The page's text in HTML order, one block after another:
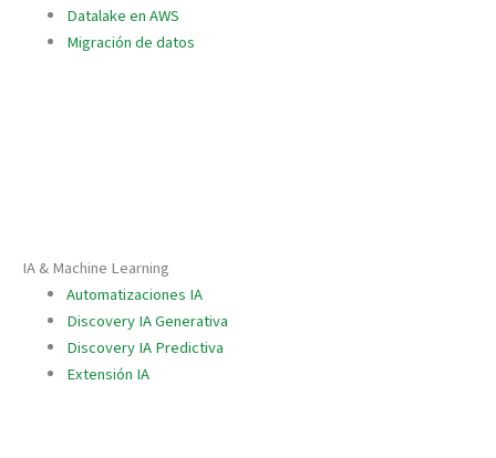
Datalake en AWS
Migración de datos
IA & Machine Learning
Automatizaciones IA
Discovery IA Generativa
Discovery IA Predictiva
Extensión IA